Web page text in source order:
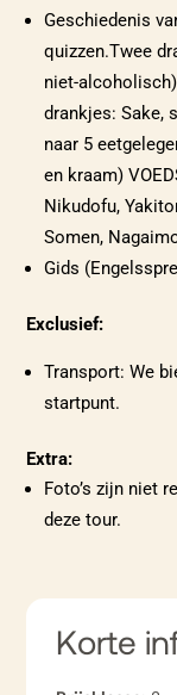
Geschiedenis
quizzen.Twee
niet-
drankjes: Sake,
naar 5
en kraam)
Nikudofu,
Somen,
Gids
Exclusief:
Transport: We
startpunt.
Extra:
Foto’s zijn niet
deze tour.
Korte